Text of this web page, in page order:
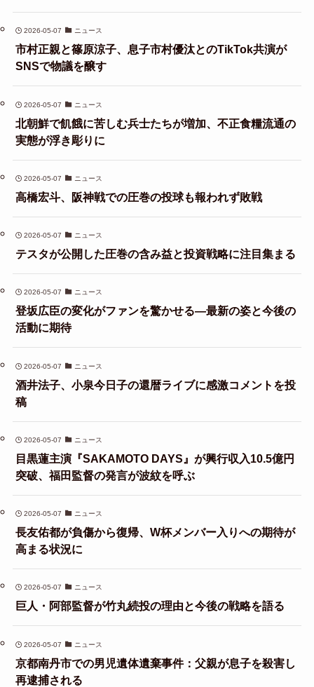
2026-05-07 ニュース
市村正親と篠原涼子、息子市村優汰とのTikTok共演が
SNSで物議を醸す
2026-05-07 ニュース
北朝鮮で飢餓に苦しむ兵士たちが増加、不正食糧流通の
実態が浮き彫りに
2026-05-07 ニュース
高橋宏斗、阪神戦での圧巻の投球も報われず敗戦
2026-05-07 ニュース
テスタが公開した圧巻の含み益と投資戦略に注目集まる
2026-05-07 ニュース
登坂広臣の変化がファンを驚かせる—最新の姿と今後の
活動に期待
2026-05-07 ニュース
酒井法子、小泉今日子の還暦ライブに感激コメントを投
稿
2026-05-07 ニュース
目黒蓮主演『SAKAMOTO DAYS』が興行収入10.5億円
突破、福田監督の発言が波紋を呼ぶ
2026-05-07 ニュース
長友佑都が負傷から復帰、W杯メンバー入りへの期待が
高まる状況に
2026-05-07 ニュース
巨人・阿部監督が竹丸続投の理由と今後の戦略を語る
2026-05-07 ニュース
京都南丹市での男児遺体遺棄事件：父親が息子を殺害し
再逮捕される